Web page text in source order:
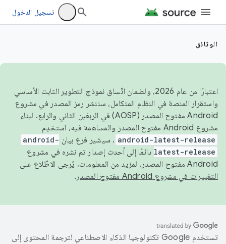
تسجيل الدخول
الوثائق
اعتبارًا من عام 2026، ولضمان اتّساق نموذج التطوير الثابت الأساسي
واستقرار المنصة في النظام المتكامل، سننشر رمز المصدر في مشروع
Android مفتوح المصدر (AOSP) في الربعَين الثاني والرابع. لبناء
مشروع Android مفتوح المصدر والمساهمة فيه، استخدِم
android-latest-release . سيشير فرع بيان android-
latest-release دائمًا إلى أحدث إصدار تم نشره في مشروع
Android مفتوح المصدر. لمزيد من المعلومات، يُرجى الاطّلاع على
التغييرات في مشروع Android مفتوح المصدر
.
تستخدم Google تكنولوجيا الذكاء الاصطناعي لترجمة المحتوى إلى